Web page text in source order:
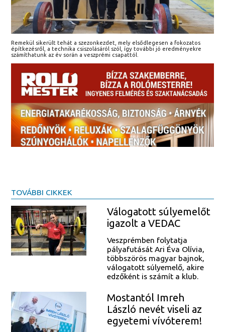
Remekül sikerült tehát a szezonkezdet, mely elsődlegesen a fokozatos
építkezésről, a technika csiszolásáról szól, így további jó eredményekre
számíthatunk az év során a veszprémi csapattól.
TOVÁBBI CIKKEK
Válogatott súlyemelőt
igazolt a VEDAC
Veszprémben folytatja
pályafutását Ari Éva Olívia,
többszörös magyar bajnok,
válogatott súlyemelő, akire
edzőként is számít a klub.
Mostantól Imreh
László nevét viseli az
egyetemi vívóterem!